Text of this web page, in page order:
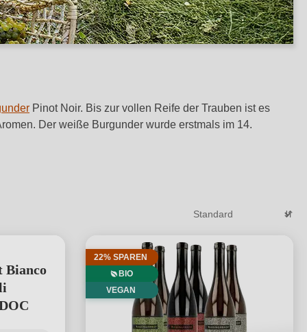
Pinot Noir. Bis zur vollen Reife der Trauben ist es
Der weiße Burgunder wurde erstmals im 14.
Bianco
22% SPAREN
BIO
VEGAN